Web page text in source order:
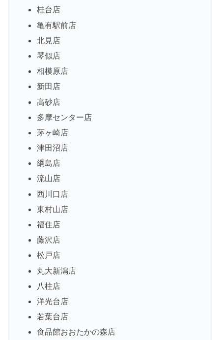
桂台店
亀有駅前店
北見店
琴似店
相模原店
新田店
高砂店
多摩センター店
茅ヶ崎店
津田沼店
綱島店
流山店
西川口店
東村山店
福住店
藤沢店
松戸店
丸大新潟店
八柱店
洋光台店
若葉台店
食品館おおたかの森店